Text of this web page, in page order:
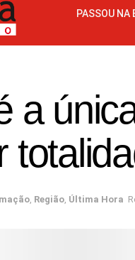
PASSOU NA
a
, Região, Última Hora